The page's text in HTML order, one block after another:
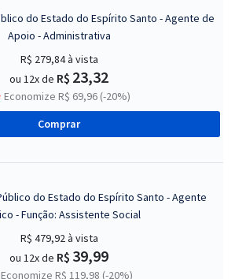
do Estado do Espírito Santo - Agente de
Apoio - Administrativa
R$ 279,84à vista
ou 12x de R$ 23,32
Economize R$ 69,96 (-20%)
Comprar
do Estado do Espírito Santo - Agente
- Função: Assistente Social
R$ 479,92à vista
ou 12x de R$ 39,99
Economize R$ 119,98 (-20%)